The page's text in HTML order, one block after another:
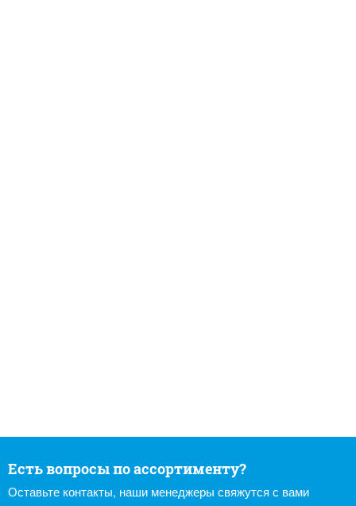
Есть вопросы по ассортименту?
Оставьте контакты, наши менеджеры свяжутся с вами